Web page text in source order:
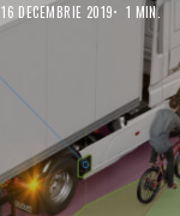
16 DECEMBRIE 2019 1 MIN.